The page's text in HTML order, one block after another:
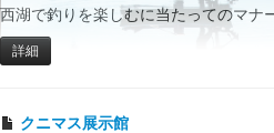
西湖で釣りを楽しむに当たってのマナ
詳細
クニマス展示館